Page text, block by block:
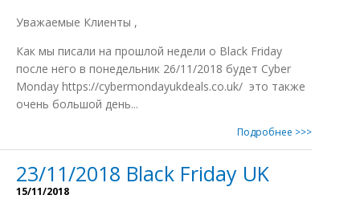
Уважаемые Клиенты ,
Как мы писали на прошлой недели о Black Friday
после него в понедельник 26/11/2018 будет Cyber
Monday https://cybermondayukdeals.co.uk/ это также
очень большой день...
Подробнее >>>
23/11/2018 Black Friday UK
15/11/2018